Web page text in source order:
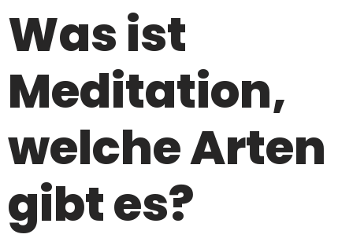
Was ist
Meditation,
welche Arten
gibt es?